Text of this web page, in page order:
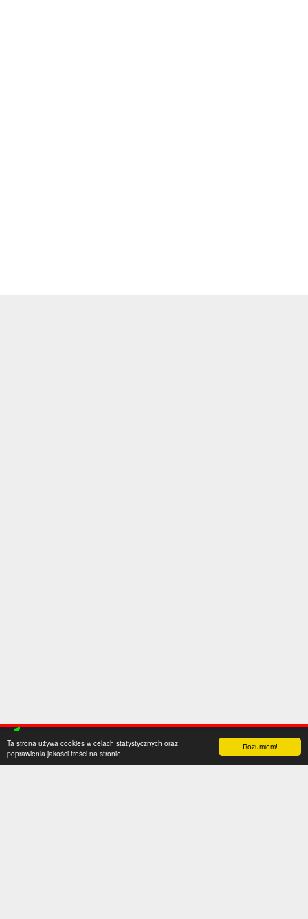
Rozumiem!
Ta strona używa cookies w celach statystycznych oraz
poprawienia jakości treści na stronie